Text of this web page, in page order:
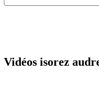
Vidéos isorez